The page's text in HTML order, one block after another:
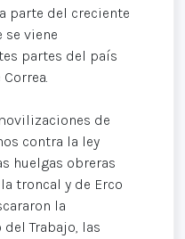
parte del creciente
viene
partes del país
de
contra la ley
huelgas obreras
troncal y de Erco
la
Trabajo, las